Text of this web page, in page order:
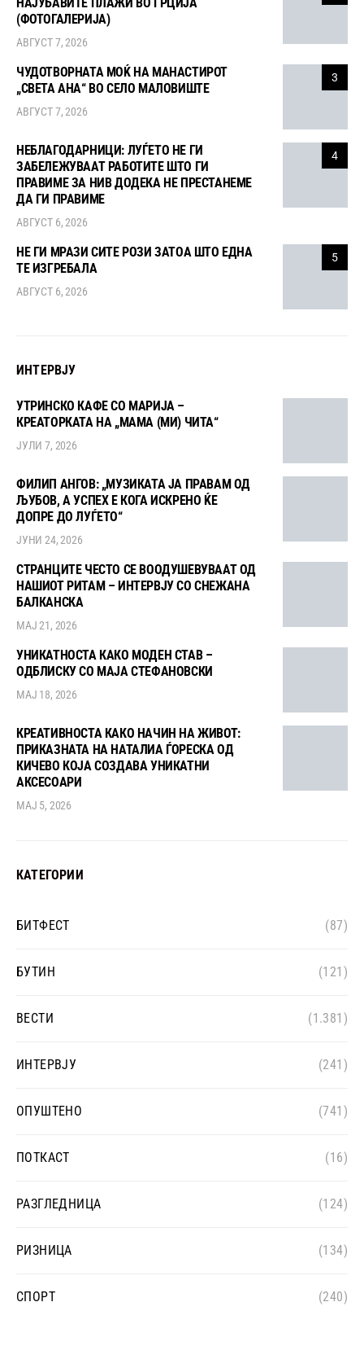
(ФОТОГАЛЕРИЈА)
АВГУСТ 7, 2026
3
ЧУДОТВОРНАТА МОЌ НА МАНАСТИРОТ
„СВЕТА АНА“ ВО СЕЛО МАЛОВИШТЕ
АВГУСТ 7, 2026
4
НЕБЛАГОДАРНИЦИ: ЛУЃЕТО НЕ ГИ
ЗАБЕЛЕЖУВААТ РАБОТИТЕ ШТО ГИ
ПРАВИМЕ ЗА НИВ ДОДЕКА НЕ ПРЕСТАНЕМЕ
ДА ГИ ПРАВИМЕ
АВГУСТ 6, 2026
5
НЕ ГИ МРАЗИ СИТЕ РОЗИ ЗАТОА ШТО ЕДНА
ТЕ ИЗГРЕБАЛА
АВГУСТ 6, 2026
ИНТЕРВЈУ
УТРИНСКО КАФЕ СО МАРИЈА –
КРЕАТОРКАТА НА „МАМА (МИ) ЧИТА“
ЈУЛИ 7, 2026
ФИЛИП АНГОВ: „МУЗИКАТА ЈА ПРАВАМ ОД
ЉУБОВ, А УСПЕХ Е КОГА ИСКРЕНО ЌЕ
ДОПРЕ ДО ЛУЃЕТО“
ЈУНИ 24, 2026
СТРАНЦИТЕ ЧЕСТО СЕ ВООДУШЕВУВААТ ОД
НАШИОТ РИТАМ – ИНТЕРВЈУ СО СНЕЖАНА
БАЛКАНСКА
МАЈ 21, 2026
УНИКАТНОСТА КАКО МОДЕН СТАВ –
ОДБЛИСКУ СО МАЈА СТЕФАНОВСКИ
МАЈ 18, 2026
КРЕАТИВНОСТА КАКО НАЧИН НА ЖИВОТ:
ПРИКАЗНАТА НА НАТАЛИА ЃОРЕСКА ОД
КИЧЕВО КОЈА СОЗДАВА УНИКАТНИ
АКСЕСОАРИ
МАЈ 5, 2026
КАТЕГОРИИ
БИТФЕСТ (87)
БУТИН (121)
ВЕСТИ (1.381)
ИНТЕРВЈУ (241)
ОПУШТЕНО (741)
ПОТКАСТ (16)
РАЗГЛЕДНИЦА (124)
РИЗНИЦА (134)
СПОРТ (240)